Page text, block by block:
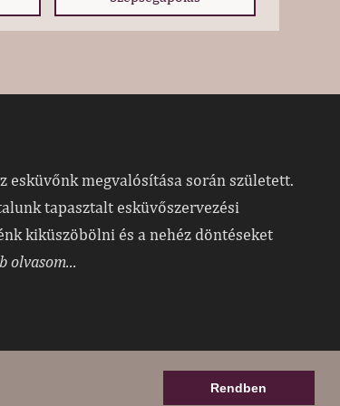
Rendben
esküvőnk megvalósítása során született.
tapasztalt esküvőszervezési
kiküszöbölni és a nehéz döntéseket
olvasom...